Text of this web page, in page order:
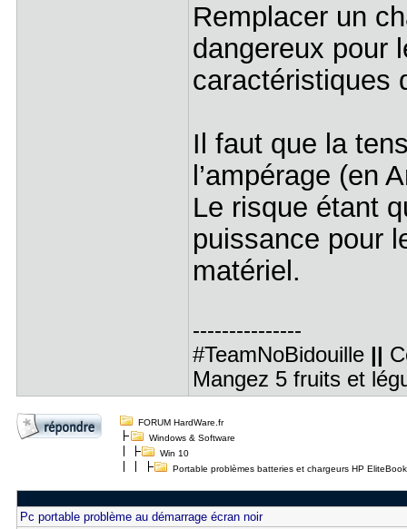
Remplacer un
dangereux pour
caractéristiques
Il faut que la
l’ampérage (en
Le risque étant
puissance pour
matériel.
---------------
#TeamNoBidouille ||
Mangez 5 fruits et
FORUM HardWare.fr
Windows & Software
Win 10
Portable problèmes batteries et chargeurs HP
Pc portable problème au démarrage écran noir